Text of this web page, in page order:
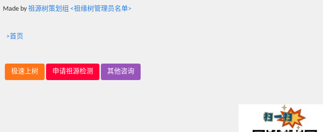
Made by 祖源树策划组 <祖缘树管理员名单>
>首页
极速上树 申请祖源检测 其他咨询